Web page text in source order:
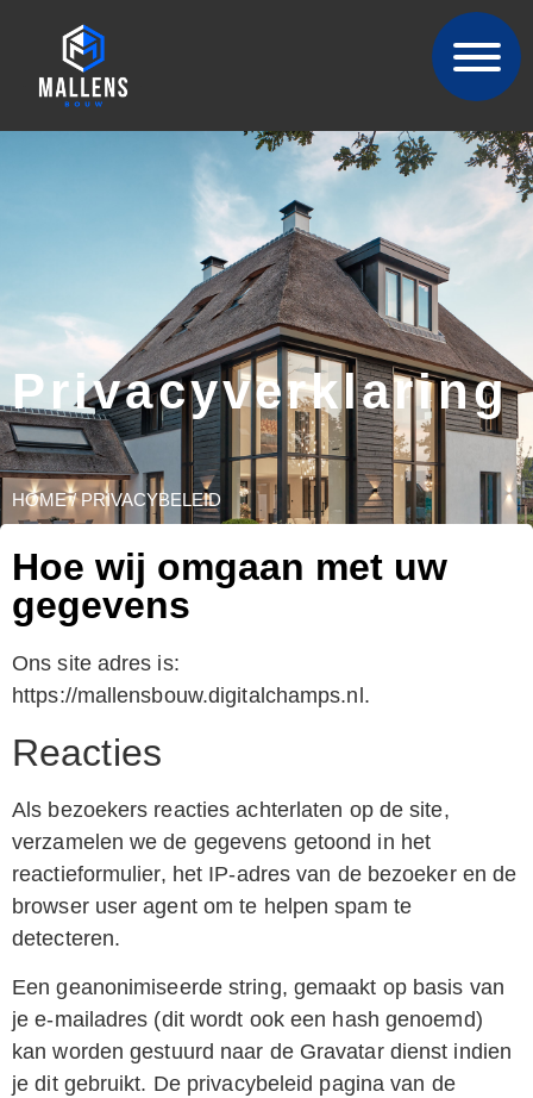
Privacyverklaring
HOME/PRIVACYBELEID
Hoe wij omgaan met uw
gegevens
Ons site adres is:
https://mallensbouw.digitalchamps.nl.
Reacties
Als bezoekers reacties achterlaten op de site,
verzamelen we de gegevens getoond in het
reactieformulier, het IP-adres van de bezoeker en de
browser user agent om te helpen spam te
detecteren.
Een geanonimiseerde string, gemaakt op basis van
je e-mailadres (dit wordt ook een hash genoemd)
kan worden gestuurd naar de Gravatar dienst indien
je dit gebruikt. De privacybeleid pagina van de